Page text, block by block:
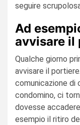
seguire
Ad
avvisare il
Qualche giorno
avvisare il
comunicazione di
condomino, ci
dovesse
esempio il ritiro